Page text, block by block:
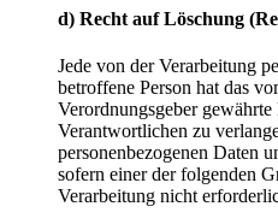
d) Recht auf Löschung
Jede von der Verarbeitung
betroffene Person hat das
Verordnungsgeber
Verantwortlichen zu
personenbezogenen Daten
sofern einer der folgenden
Verarbeitung nicht